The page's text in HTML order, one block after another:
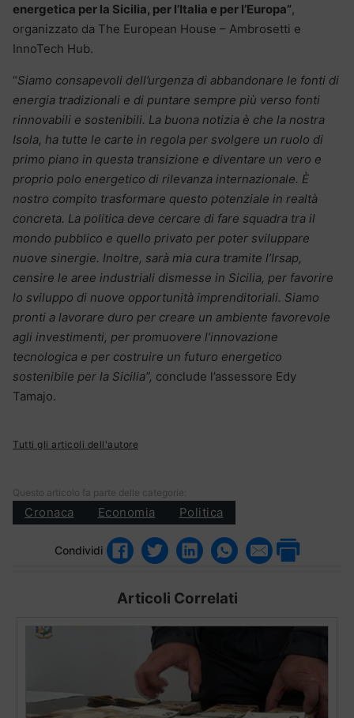
energetica per la Sicilia, per l’Italia e per l’Europa”,
organizzato da The European House – Ambrosetti e
InnoTech Hub.
“Siamo consapevoli dell’urgenza di abbandonare le fonti di
energia tradizionali e di puntare sempre più verso fonti
rinnovabili e sostenibili. La buona notizia è che la nostra
Isola, ha tutte le carte in regola per svolgere un ruolo di
primo piano in questa transizione e diventare un vero e
proprio polo energetico di rilevanza internazionale. È
nostro compito trasformare questo potenziale in realtà
concreta. La politica deve cercare di fare squadra tra il
mondo pubblico e quello privato per poter sviluppare
nuove sinergie. Inoltre, sarà mia cura tramite l’Irsap,
censire le aree industriali dismesse in Sicilia, per favorire
lo sviluppo di nuove opportunità imprenditoriali. Siamo
pronti a lavorare duro per creare un ambiente favorevole
agli investimenti, per promuovere l’innovazione
tecnologica e per costruire un futuro energetico
sostenibile per la Sicilia”, conclude l’assessore Edy
Tamajo.
Tutti gli articoli dell'autore
Questo articolo fa parte delle categorie:
Cronaca Economia Politica
Condividi
Articoli Correlati